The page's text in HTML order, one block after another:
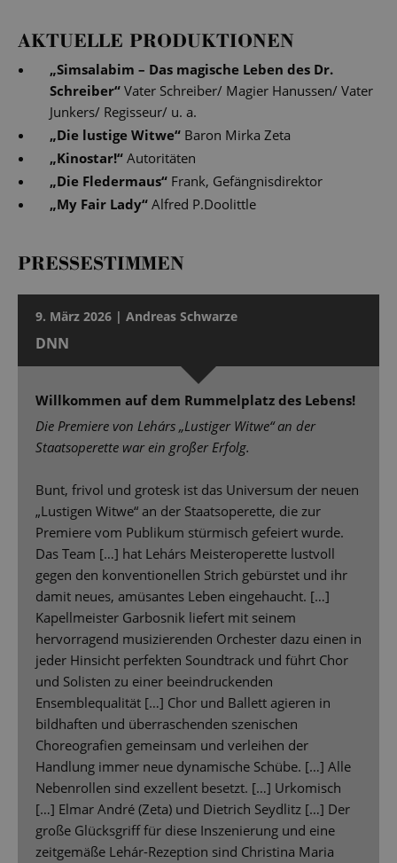
AKTUELLE PRODUKTIONEN
„Simsalabim – Das magische Leben des Dr.
Schreiber“ Vater Schreiber/ Magier Hanussen/ Vater
Junkers/ Regisseur/ u. a.
„Die lustige Witwe“ Baron Mirka Zeta
„Kinostar!“ Autoritäten
„Die Fledermaus“ Frank, Gefängnisdirektor
„My Fair Lady“ Alfred P.Doolittle
PRESSESTIMMEN
9. März 2026 | Andreas Schwarze
DNN
Willkommen auf dem Rummelplatz des Lebens!
Die Premiere von Lehárs „Lustiger Witwe“ an der
Staatsoperette war ein großer Erfolg.
Bunt, frivol und grotesk ist das Universum der neuen
„Lustigen Witwe“ an der Staatsoperette, die zur
Premiere vom Publikum stürmisch gefeiert wurde.
Das Team […] hat Lehárs Meisteroperette lustvoll
gegen den konventionellen Strich gebürstet und ihr
damit neues, amüsantes Leben eingehaucht. […]
Kapellmeister Garbosnik liefert mit seinem
hervorragend musizierenden Orchester dazu einen in
jeder Hinsicht perfekten Soundtrack und führt Chor
und Solisten zu einer beeindruckenden
Ensemblequalität […] Chor und Ballett agieren in
bildhaften und überraschenden szenischen
Choreografien gemeinsam und verleihen der
Handlung immer neue dynamische Schübe. […] Alle
Nebenrollen sind exzellent besetzt. […] Urkomisch
[…] Elmar André (Zeta) und Dietrich Seydlitz […] Der
große Glücksgriff für diese Inszenierung und eine
zeitgemäße Lehár-Rezeption sind Christina Maria